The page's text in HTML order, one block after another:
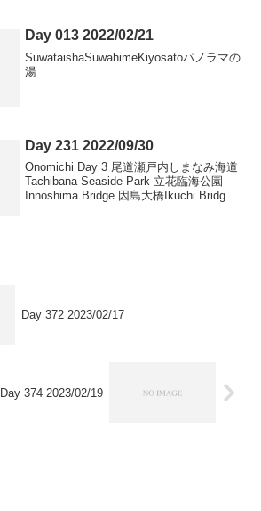
Day 013 2022/02/21
SuwataishaSuwahimeKiyosatoパノラマの
湯
Day 231 2022/09/30
Onomichi Day 3 尾道瀬戸内しまなみ海道
Tachibana Seaside Park 立花臨海公園
Innoshima Bridge 因島大橋Ikuchi Bridge
Day 372 2023/02/17
Day 374 2023/02/19